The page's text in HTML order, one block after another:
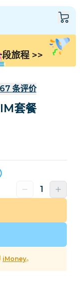
旅程 >>
条评价
套餐
iMoney。